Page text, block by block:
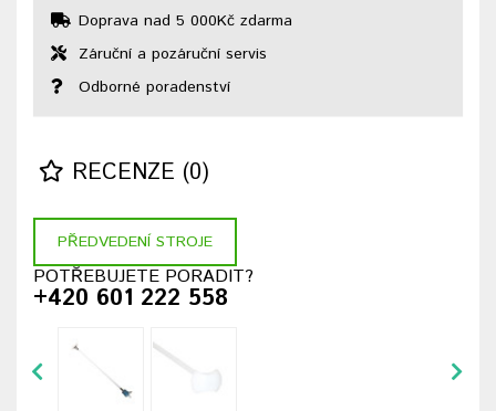
Doprava nad 5 000Kč zdarma
Záruční a pozáruční servis
Odborné poradenství
RECENZE (0)
PŘEDVEDENÍ STROJE
POTŘEBUJETE PORADIT?
+420 601 222 558